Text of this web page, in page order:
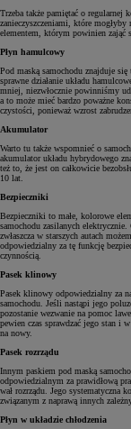
Trzeba także pamiętać o
zanieczyszczeniami, które
elementem, którym powinien zająć
Płyn hamulcowy
Pod maską samochodu znajduje
sprawne działanie układu
mniej, niezwłocznie powinniśmy
a to może mieć bardzo poważne
czystości, ponieważ wzrost
Akumulator
Warto tu także wspomnieć o
akumulator układu hybrydowego
też to, że jest on całkowicie
10 lat.
Bezpieczniki
Bezpieczniki to małe, kolorowe
samochodu zasilanych
zwłaszcza w starszych autach
odpowiedzialny za tę funkcję
czynnością.
Pasek klinowy
Pasek klinowy odpowiedzialny za
samochodu. Jeśli nastąpi jego
pozostanie wezwanie na pomoc
pewien czas sprawdzać jego stan i
na nowy.
Pasek rozrządu
Innym paskiem pod maską
odpowiedzialnym za prawidłową
wał rozrządu. Jego systematyczna
związanym z naprawą innych
Płyn w układzie chłodzenia